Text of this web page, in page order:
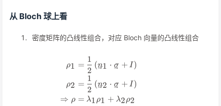
从 Bloch 球上看
密度矩阵的凸线性组合，对应 Bloch 向量的凸线性组合
\begin{align*}
ρ1
ρ2
⇒ ρ
=
2
1
(n1 ⋅ σ + I)
=
2
1
(n2 ⋅ σ + I)
= λ1ρ1 + λ2ρ2